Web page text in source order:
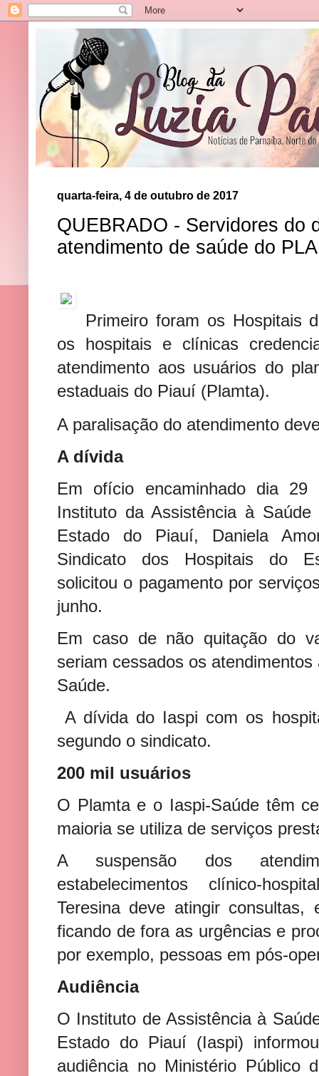
quarta-feira, 4 de outubro de 2017
QUEBRADO - Servidores do
atendimento de saúde do
Primeiro foram os Hospitais
os hospitais e clínicas
atendimento aos usuários do
estaduais do Piauí (Plamta).
A paralisação do atendimento
A dívida
Em ofício encaminhado dia
Instituto da Assistência à
Estado do Piauí, Daniela
Sindicato dos Hospitais do
solicitou o pagamento por
junho.
Em caso de não quitação do
seriam cessados os
Saúde.
A dívida do Iaspi com os
segundo o sindicato.
200 mil usuários
O Plamta e o Iaspi-Saúde têm
maioria se utiliza de serviços
A suspensão dos
estabelecimentos clínico-
Teresina deve atingir consultas,
ficando de fora as urgências e
por exemplo, pessoas em pós-
Audiência
O Instituto de Assistência à
Estado do Piauí (Iaspi)
audiência no Ministério Público